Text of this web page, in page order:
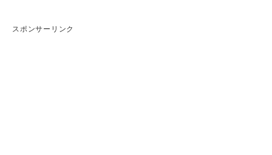
スポンサーリンク